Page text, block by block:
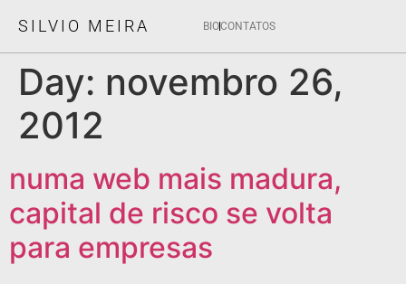
SILVIO MEIRA BIOCONTATOS
Day: novembro 26,
2012
numa web mais madura,
capital de risco se volta
para empresas